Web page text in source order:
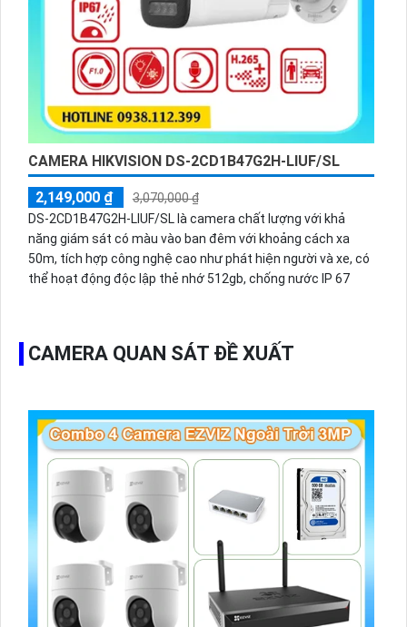
CAMERA HIKVISION DS-2CD1B47G2H-LIUF/SL
2,149,000 ₫
3,070,000 ₫
DS-2CD1B47G2H-LIUF/SL là camera chất lượng với khả
năng giám sát có màu vào ban đêm với khoảng cách xa
50m, tích hợp công nghệ cao như phát hiện người và xe, có
thể hoạt động độc lập thẻ nhớ 512gb, chống nước IP 67
CAMERA QUAN SÁT ĐỀ XUẤT